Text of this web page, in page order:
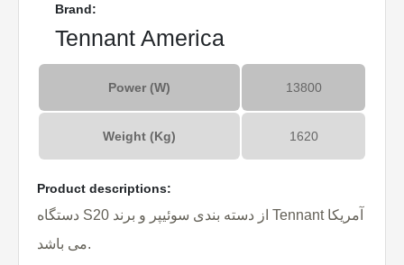
Brand:
Tennant America
Power (W) 13800
Weight (Kg) 1620
Product descriptions:
دستگاه S20 از دسته بندی سوئیپر و برند Tennant آمریکا
می باشد.